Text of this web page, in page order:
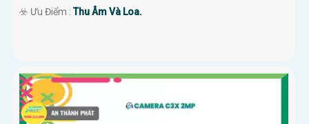
️☣️ Ưu Điểm :Thu Âm Và Loa.